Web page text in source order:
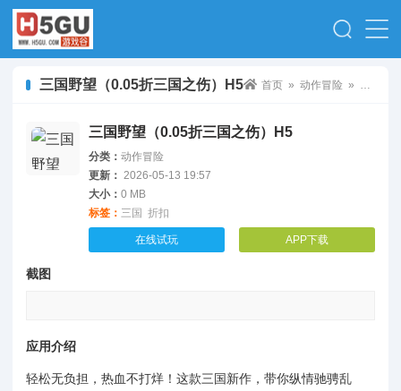
三国野望（0.05折三国之伤）H5 首页 » 动作冒险 » 三国野望（0.05折三国之伤）H5
三国野望（0.05折三国之伤）H5
分类： 动作冒险
更新： 2026-05-13 19:57
大小： 0 MB
标签： 三国 折扣
在线试玩 APP下载
截图
应用介绍
轻松无负担，热血不打烊！这款三国新作，带你纵情驰骋乱